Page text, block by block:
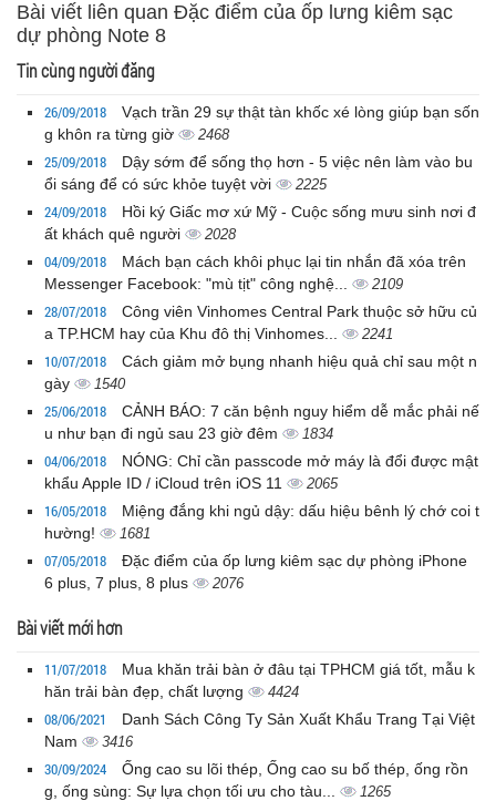
Bài viết liên quan Đặc điểm của ốp lưng kiêm sạc
dự phòng Note 8
Tin cùng người đăng
26/09/2018
Vạch trần 29 sự thật tàn khốc xé lòng giúp bạn sốn
g khôn ra từng giờ
2468
25/09/2018
Dậy sớm để sống thọ hơn - 5 việc nên làm vào bu
ổi sáng để có sức khỏe tuyệt vời
2225
24/09/2018
Hồi ký Giấc mơ xứ Mỹ - Cuộc sống mưu sinh nơi đ
ất khách quê người
2028
04/09/2018
Mách bạn cách khôi phục lại tin nhắn đã xóa trên
Messenger Facebook: "mù tịt" công nghệ...
2109
28/07/2018
Công viên Vinhomes Central Park thuộc sở hữu củ
a TP.HCM hay của Khu đô thị Vinhomes...
2241
10/07/2018
Cách giảm mở bụng nhanh hiệu quả chỉ sau một n
gày
1540
25/06/2018
CẢNH BÁO: 7 căn bệnh nguy hiểm dễ mắc phải nế
u như bạn đi ngủ sau 23 giờ đêm
1834
04/06/2018
NÓNG: Chỉ cần passcode mở máy là đổi được mật
khẩu Apple ID / iCloud trên iOS 11
2065
16/05/2018
Miệng đắng khi ngủ dậy: dấu hiệu bênh lý chớ coi t
hường!
1681
07/05/2018
Đặc điểm của ốp lưng kiêm sạc dự phòng iPhone
6 plus, 7 plus, 8 plus
2076
Bài viết mới hơn
11/07/2018
Mua khăn trải bàn ở đâu tại TPHCM giá tốt, mẫu k
hăn trải bàn đẹp, chất lượng
4424
08/06/2021
Danh Sách Công Ty Sản Xuất Khẩu Trang Tại Việt
Nam
3416
30/09/2024
Ống cao su lõi thép, Ống cao su bố thép, ống rồn
g, ống sùng: Sự lựa chọn tối ưu cho tàu...
1265